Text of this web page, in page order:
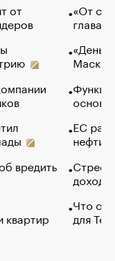
от
вредить
квартир
«От
глава
Маск в
основ
ЕС
нефти
Что
для